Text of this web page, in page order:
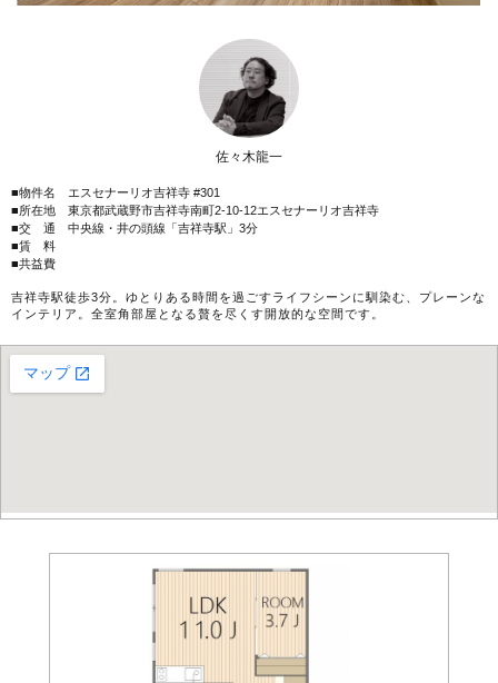
佐々木龍一
■物件名 エスセナーリオ吉祥寺 #301
■所在地 東京都武蔵野市吉祥寺南町2-10-12エスセナーリオ吉祥寺
■交 通 中央線・井の頭線「吉祥寺駅」3分
■賃 料
■共益費
吉祥寺駅徒歩3分。ゆとりある時間を過ごすライフシーンに馴染む、プレーンな
インテリア。全室角部屋となる贅を尽くす開放的な空間です。